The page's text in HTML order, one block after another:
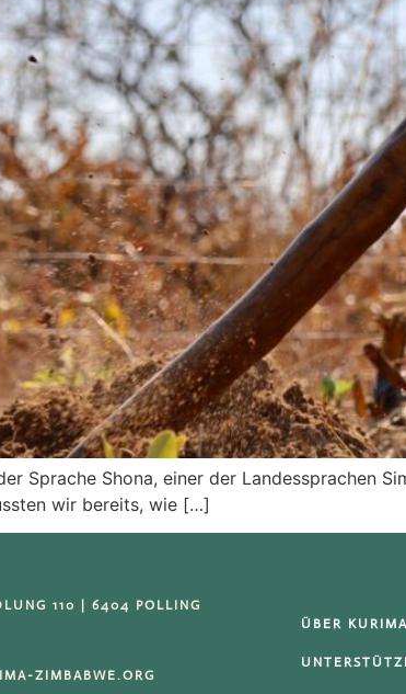
Sprache Shona, einer der Landessprachen
wir bereits, wie […]
110 | 6404 POLLING
ZIMBABWE.ORG
ÜBER KURIMA